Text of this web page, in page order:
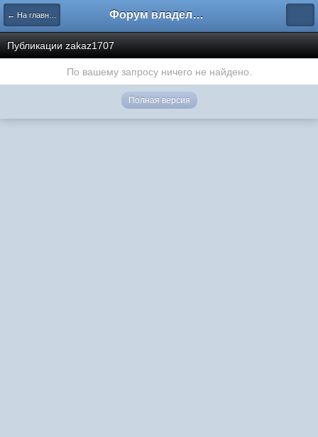
← На главную Форум владельцев интернет-магазинов
Публикации zakaz1707
По вашему запросу ничего не найдено.
Полная версия